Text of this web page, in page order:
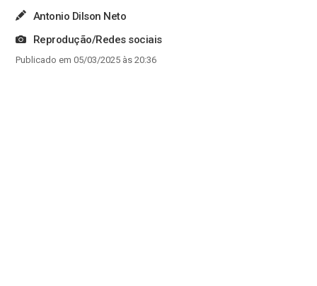
Antonio Dilson Neto
Reprodução/Redes sociais
Publicado em 05/03/2025 às 20:36